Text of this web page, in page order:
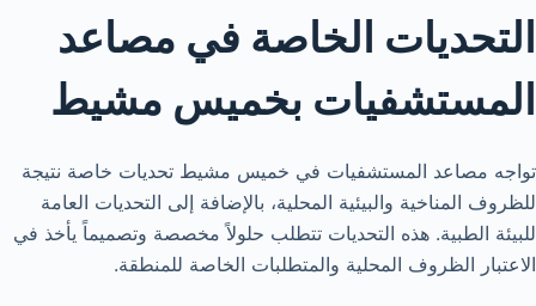
التحديات الخاصة في مصاعد
المستشفيات بخميس مشيط
تواجه مصاعد المستشفيات في خميس مشيط تحديات خاصة نتيجة
للظروف المناخية والبيئية المحلية، بالإضافة إلى التحديات العامة
للبيئة الطبية. هذه التحديات تتطلب حلولاً مخصصة وتصميماً يأخذ في
الاعتبار الظروف المحلية والمتطلبات الخاصة للمنطقة.